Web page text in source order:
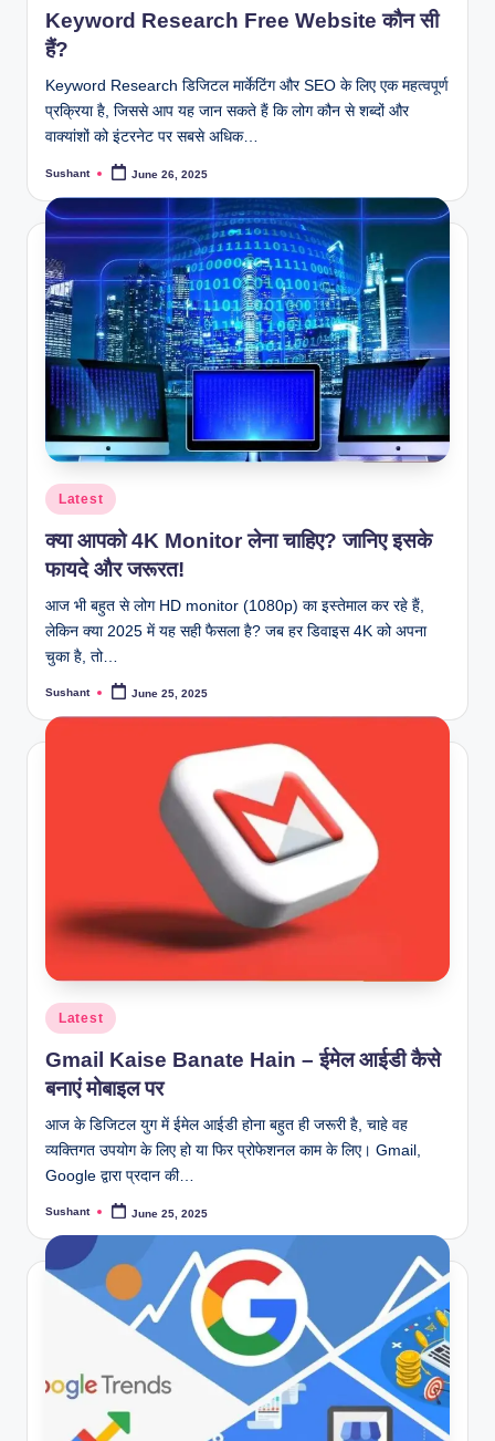
Keyword Research Free Website कौन सी
हैं?
Keyword Research डिजिटल मार्केटिंग और SEO के लिए एक महत्वपूर्ण
प्रक्रिया है, जिससे आप यह जान सकते हैं कि लोग कौन से शब्दों और
वाक्यांशों को इंटरनेट पर सबसे अधिक…
Posted
Sushant June 26, 2025
Posted
in
Latest
क्या आपको 4K Monitor लेना चाहिए? जानिए इसके
फायदे और जरूरत!
आज भी बहुत से लोग HD monitor (1080p) का इस्तेमाल कर रहे हैं,
लेकिन क्या 2025 में यह सही फैसला है? जब हर डिवाइस 4K को अपना
चुका है, तो…
Posted
Sushant June 25, 2025
Posted
in
Latest
Gmail Kaise Banate Hain – ईमेल आईडी कैसे
बनाएं मोबाइल पर
आज के डिजिटल युग में ईमेल आईडी होना बहुत ही जरूरी है, चाहे वह
व्यक्तिगत उपयोग के लिए हो या फिर प्रोफेशनल काम के लिए। Gmail,
Google द्वारा प्रदान की…
Posted
Sushant June 25, 2025